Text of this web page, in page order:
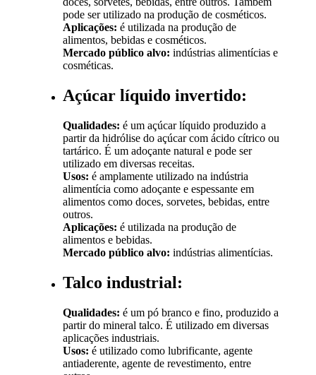
pode ser utilizado na produção de cosméticos.
Aplicações: é utilizada na produção de
alimentos, bebidas e cosméticos.
Mercado público alvo: indústrias alimentícias e
cosméticas.
Açúcar líquido invertido:
Qualidades: é um açúcar líquido produzido a
partir da hidrólise do açúcar com ácido cítrico ou
tartárico. É um adoçante natural e pode ser
utilizado em diversas receitas.
Usos: é amplamente utilizado na indústria
alimentícia como adoçante e espessante em
alimentos como doces, sorvetes, bebidas, entre
outros.
Aplicações: é utilizada na produção de
alimentos e bebidas.
Mercado público alvo: indústrias alimentícias.
Talco industrial:
Qualidades: é um pó branco e fino, produzido a
partir do mineral talco. É utilizado em diversas
aplicações industriais.
Usos: é utilizado como lubrificante, agente
antiaderente, agente de revestimento, entre